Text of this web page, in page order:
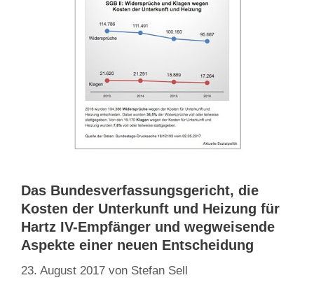
Das Bundesverfassungsgericht, die
Kosten der Unterkunft und Heizung für
Hartz IV-Empfänger und wegweisende
Aspekte einer neuen Entscheidung
23. August 2017 von Stefan Sell